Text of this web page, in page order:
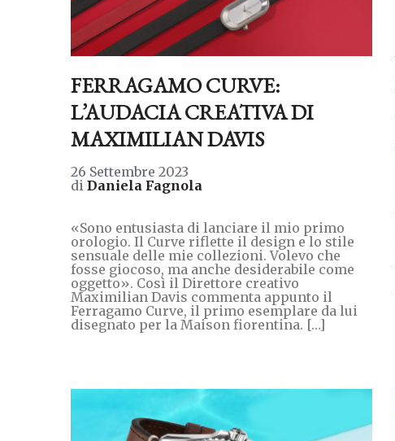
FERRAGAMO CURVE:
L’AUDACIA CREATIVA DI
MAXIMILIAN DAVIS
26 Settembre 2023
di Daniela Fagnola
«Sono entusiasta di lanciare il mio primo
orologio. Il Curve riflette il design e lo stile
sensuale delle mie collezioni. Volevo che
fosse giocoso, ma anche desiderabile come
oggetto». Così il Direttore creativo
Maximilian Davis commenta appunto il
Ferragamo Curve, il primo esemplare da lui
disegnato per la Maison fiorentina. […]